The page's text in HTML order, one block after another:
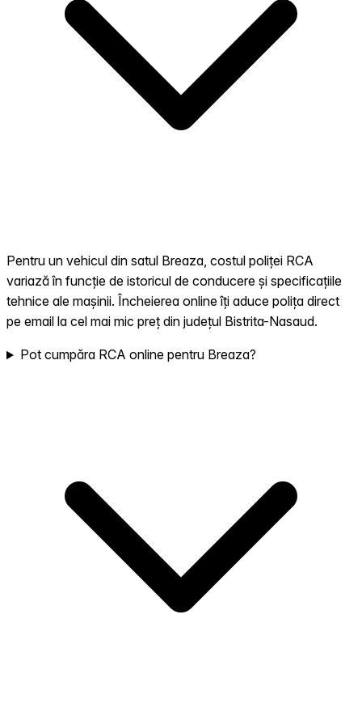
Pentru un vehicul din satul Breaza, costul poliței RCA
variază în funcție de istoricul de conducere și specificațiile
tehnice ale mașinii. Încheierea online îți aduce polița direct
pe email la cel mai mic preț din județul Bistrita-Nasaud.
Pot cumpăra RCA online pentru Breaza?